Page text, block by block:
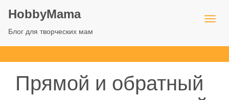
HobbyMama
Блог для творческих мам
Прямой и обратный